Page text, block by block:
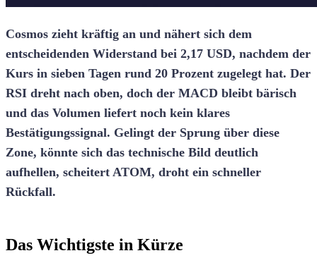
Cosmos zieht kräftig an und nähert sich dem
entscheidenden Widerstand bei 2,17 USD, nachdem der
Kurs in sieben Tagen rund 20 Prozent zugelegt hat. Der
RSI dreht nach oben, doch der MACD bleibt bärisch
und das Volumen liefert noch kein klares
Bestätigungssignal. Gelingt der Sprung über diese
Zone, könnte sich das technische Bild deutlich
aufhellen, scheitert ATOM, droht ein schneller
Rückfall.
Das Wichtigste in Kürze